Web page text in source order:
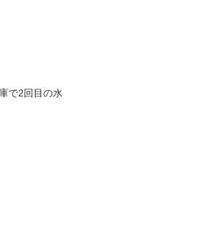
で2回目の水